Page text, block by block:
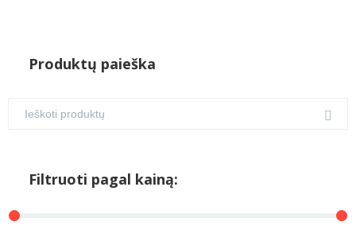
Produktų paieška
Filtruoti pagal kainą: